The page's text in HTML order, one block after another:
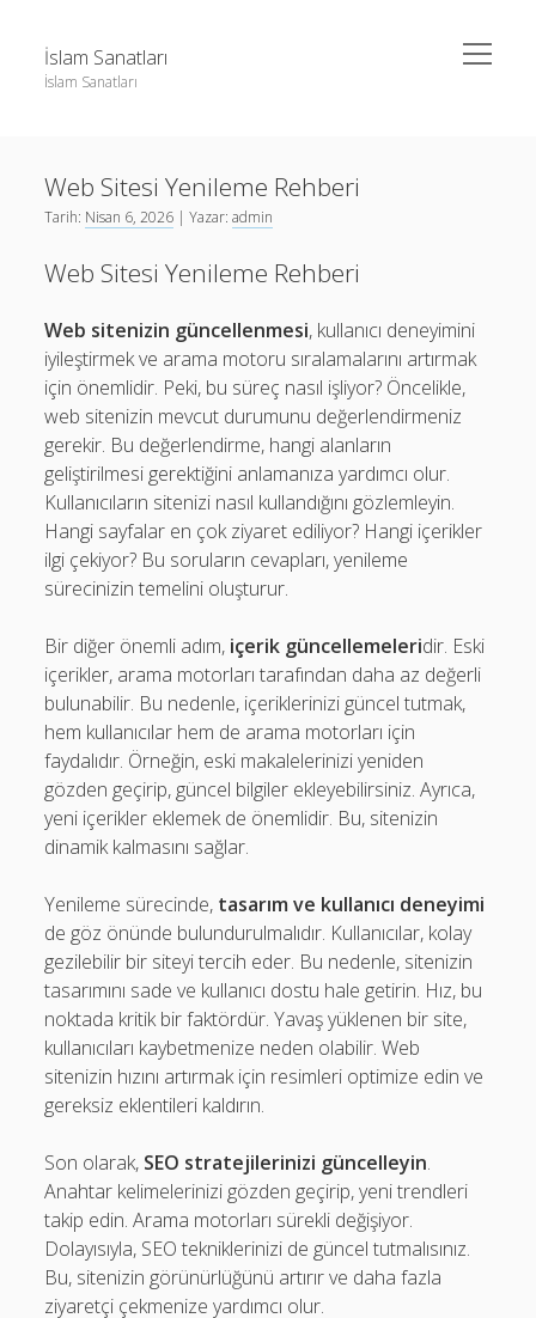
İslam Sanatları
İslam Sanatları
menüyü
aç
Liste
Sayfa Listesi
Liste
Sayfa Listesi
Web Sitesi Yenileme Rehberi
Tarih: Nisan 6, 2026 | Yazar:admin
Web Sitesi Yenileme Rehberi
Web sitenizin güncellenmesi, kullanıcı deneyimini
iyileştirmek ve arama motoru sıralamalarını artırmak
için önemlidir. Peki, bu süreç nasıl işliyor? Öncelikle,
web sitenizin mevcut durumunu değerlendirmeniz
gerekir. Bu değerlendirme, hangi alanların
geliştirilmesi gerektiğini anlamanıza yardımcı olur.
Kullanıcıların sitenizi nasıl kullandığını gözlemleyin.
Hangi sayfalar en çok ziyaret ediliyor? Hangi içerikler
ilgi çekiyor? Bu soruların cevapları, yenileme
sürecinizin temelini oluşturur.
Bir diğer önemli adım, içerik güncellemeleridir. Eski
içerikler, arama motorları tarafından daha az değerli
bulunabilir. Bu nedenle, içeriklerinizi güncel tutmak,
hem kullanıcılar hem de arama motorları için
faydalıdır. Örneğin, eski makalelerinizi yeniden
gözden geçirip, güncel bilgiler ekleyebilirsiniz. Ayrıca,
yeni içerikler eklemek de önemlidir. Bu, sitenizin
dinamik kalmasını sağlar.
Yenileme sürecinde, tasarım ve kullanıcı deneyimi
de göz önünde bulundurulmalıdır. Kullanıcılar, kolay
gezilebilir bir siteyi tercih eder. Bu nedenle, sitenizin
tasarımını sade ve kullanıcı dostu hale getirin. Hız, bu
noktada kritik bir faktördür. Yavaş yüklenen bir site,
kullanıcıları kaybetmenize neden olabilir. Web
sitenizin hızını artırmak için resimleri optimize edin ve
gereksiz eklentileri kaldırın.
Son olarak, SEO stratejilerinizi güncelleyin.
Anahtar kelimelerinizi gözden geçirip, yeni trendleri
takip edin. Arama motorları sürekli değişiyor.
Dolayısıyla, SEO tekniklerinizi de güncel tutmalısınız.
Bu, sitenizin görünürlüğünü artırır ve daha fazla
ziyaretçi çekmenize yardımcı olur.